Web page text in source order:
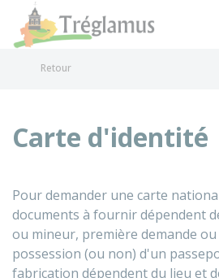
Retour
Carte d'identité
Pour demander une carte
documents à fournir dépendent
ou mineur, première demande
possession (ou non) d'un
fabrication dépendent du lieu et